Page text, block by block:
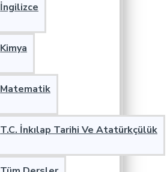
İngilizce
Kimya
Matematik
T.C. İnkılap Tarihi Ve Atatürkçülük